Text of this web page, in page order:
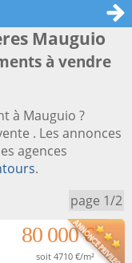
Mauguio
à vendre
à Mauguio ?
. Les annonces
agences
.
page 1/2
80 000 €
soit 4710 €/m²